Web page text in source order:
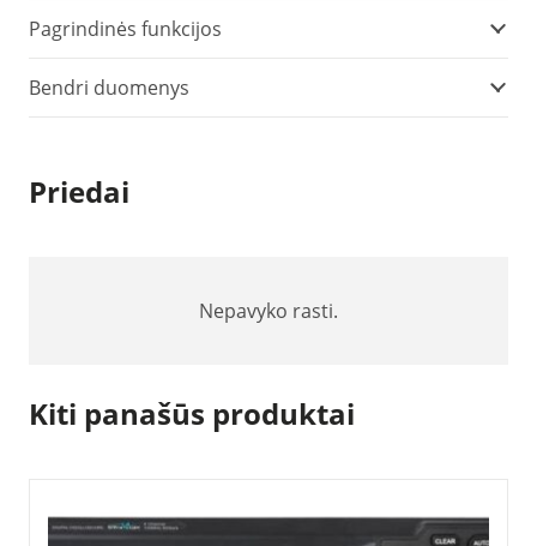
Pagrindinės funkcijos
Bendri duomenys
Priedai
Nepavyko rasti.
Kiti panašūs produktai